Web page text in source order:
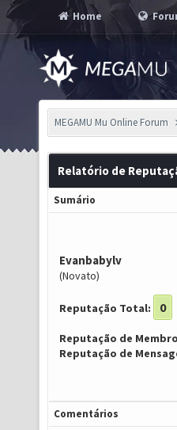
Home
MEGAMU Mu Online Forum
Relatório de
Sumário
Evanbabylv
(Novato)
Reputação Total: 0
Reputação de
Reputação de
Comentários